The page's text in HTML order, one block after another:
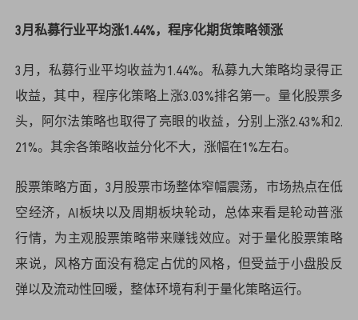
3月私募行业平均涨1.44%，程序化期货策略领涨
3月，私募行业平均收益为1.44%。私募九大策略均录得正
收益，其中，程序化策略上涨3.03%排名第一。量化股票多
头，阿尔法策略也取得了亮眼的收益，分别上涨2.43%和2.
21%。其余各策略收益分化不大，涨幅在1%左右。
股票策略方面，3月股票市场整体窄幅震荡，市场热点在低
空经济，AI板块以及周期板块轮动，总体来看是轮动普涨
行情，为主观股票策略带来赚钱效应。对于量化股票策略
来说，风格方面没有稳定占优的风格，但受益于小盘股反
弹以及流动性回暖，整体环境有利于量化策略运行。